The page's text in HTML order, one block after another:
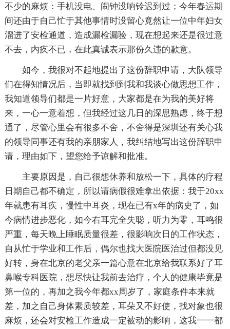
不少的麻烦：手机没电、闹钟没响铃迟到过；今年春运期
间还由于自己忙于其他事情时没留心竟然让一位中年妇女
溜进了安检通道，造成漏检漏验，现在想起来还是很过意
不去，内疚不已，在此真诚表示那份久违的歉意。
如今，我很对不起地提出了这份辞职申请，大队领导
们在得知情况后，当即就找到到我和我谈心做思想工作，
我知道领导们都是一片好意，大家都是在为我的美好将
来，一心一意着想，但我经过这几日的深思熟虑，终于想
通了，尽管心里会有很多不舍，不舍得是深圳还有关心我
的领导同事还有我的亲朋家人，我纠结地写出这份辞职申
请，理由如下，望您给予谅解和批准。
主要原因是，自己很想休养和放松一下，具体的疗程
日期自己都不确定，所以请病假很难拿出依据：我于20xx
年就患有耳疾，慢性中耳炎，现在已有x年的病史了，如
今病情进步恶化，如今右耳完全失聪，听力为零，耳鸣很
严重，每天晚上睡眠质量很差，很影响次日的工作状态，
自从忙于学业和工作后，偶尔也找大医院医治过但都没见
好转，身在北京的老父亲一篇心意在北京给我联系好了耳
鼻喉专科医院，想尽快让我前去治疗，个人的健康毕竟是
第一位的，再加之我今年都xx周岁了，家庭条件本来就
差，加之自己身体素质较差，耳朵又不好使，找对象也很
麻烦，还会对安检工作造成一定被动的影响，这我一一都